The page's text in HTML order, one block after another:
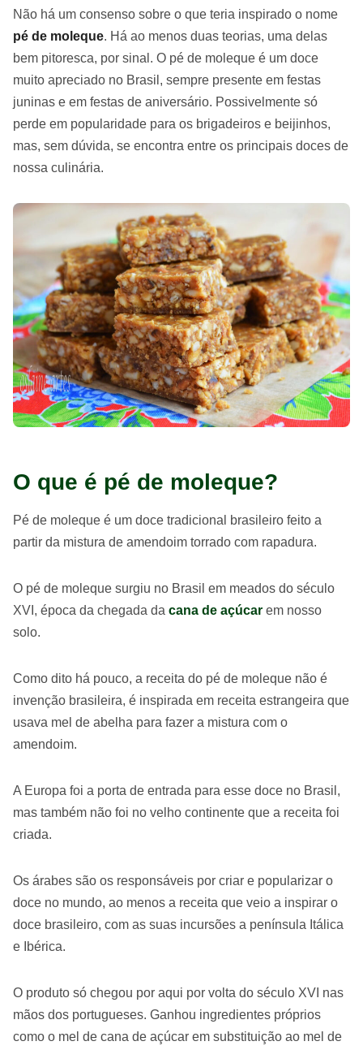
Não há um consenso sobre o que teria inspirado o nome
pé de moleque. Há ao menos duas teorias, uma delas
bem pitoresca, por sinal. O pé de moleque é um doce
muito apreciado no Brasil, sempre presente em festas
juninas e em festas de aniversário. Possivelmente só
perde em popularidade para os brigadeiros e beijinhos,
mas, sem dúvida, se encontra entre os principais doces de
nossa culinária.
O que é pé de moleque?
Pé de moleque é um doce tradicional brasileiro feito a
partir da mistura de amendoim torrado com rapadura.
O pé de moleque surgiu no Brasil em meados do século
XVI, época da chegada da cana de açúcar em nosso
solo.
Como dito há pouco, a receita do pé de moleque não é
invenção brasileira, é inspirada em receita estrangeira que
usava mel de abelha para fazer a mistura com o
amendoim.
A Europa foi a porta de entrada para esse doce no Brasil,
mas também não foi no velho continente que a receita foi
criada.
Os árabes são os responsáveis por criar e popularizar o
doce no mundo, ao menos a receita que veio a inspirar o
doce brasileiro, com as suas incursões a península Itálica
e Ibérica.
O produto só chegou por aqui por volta do século XVI nas
mãos dos portugueses. Ganhou ingredientes próprios
como o mel de cana de açúcar em substituição ao mel de